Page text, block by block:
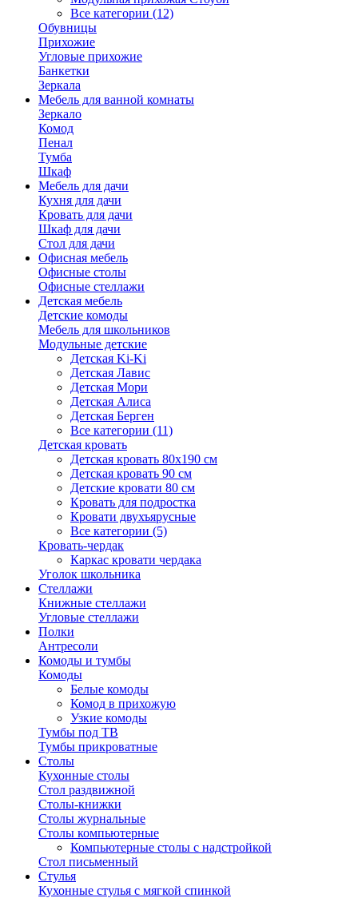
Все категории (12)
Обувницы
Прихожие
Угловые прихожие
Банкетки
Зеркала
Мебель для ванной комнаты
Зеркало
Комод
Пенал
Тумба
Шкаф
Мебель для дачи
Кухня для дачи
Кровать для дачи
Шкаф для дачи
Стол для дачи
Офисная мебель
Офисные столы
Офисные стеллажи
Детская мебель
Детские комоды
Мебель для школьников
Модульные детские
Детская Ki-Ki
Детская Лавис
Детская Мори
Детская Алиса
Детская Берген
Все категории (11)
Детская кровать
Детская кровать 80х190 см
Детская кровать 90 см
Детские кровати 80 см
Кровать для подростка
Кровати двухъярусные
Все категории (5)
Кровать-чердак
Каркас кровати чердака
Уголок школьника
Стеллажи
Книжные стеллажи
Угловые стеллажи
Полки
Антресоли
Комоды и тумбы
Комоды
Белые комоды
Комод в прихожую
Узкие комоды
Тумбы под ТВ
Тумбы прикроватные
Столы
Кухонные столы
Стол раздвижной
Столы-книжки
Столы журнальные
Столы компьютерные
Компьютерные столы с надстройкой
Стол письменный
Стулья
Кухонные стулья с мягкой спинкой